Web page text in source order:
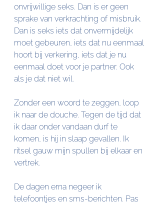
onvrijwillige seks. Dan is er geen
sprake van verkrachting of misbruik.
Dan is seks iets dat onvermijdelijk
moet gebeuren, iets dat nu eenmaal
hoort bij verkering, iets dat je nu
eenmaal doet voor je partner. Ook
als je dat niet wil.
Zonder een woord te zeggen, loop
ik naar de douche. Tegen de tijd dat
ik daar onder vandaan durf te
komen, is hij in slaap gevallen. Ik
ritsel gauw mijn spullen bij elkaar en
vertrek.
De dagen erna negeer ik
telefoontjes en sms-berichten. Pas